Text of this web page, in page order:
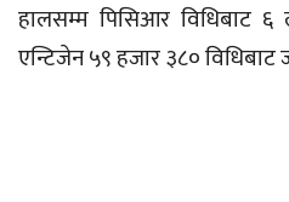
हालसम्म पिसिआर विधिबाट
एन्टिजेन ५९ हजार ३८० विधिबाट